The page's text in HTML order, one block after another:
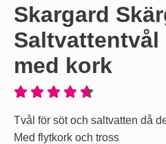
Skargard
Saltvattentvål
med kork
Tvål för söt och saltvatten då
Med flytkork och tross